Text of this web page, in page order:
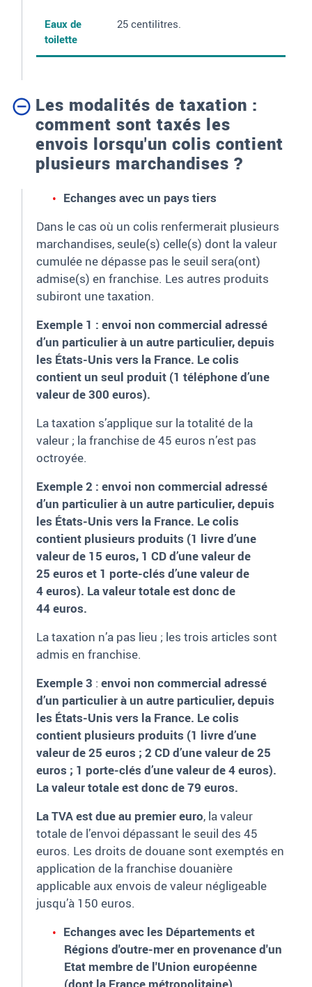
Eaux de
toilette
25 centilitres.
Les modalités de taxation :
comment sont taxés les
envois lorsqu'un colis contient
plusieurs marchandises ?
Echanges avec un pays tiers
Dans le cas où un colis renfermerait plusieurs
marchandises, seule(s) celle(s) dont la valeur
cumulée ne dépasse pas le seuil sera(ont)
admise(s) en franchise. Les autres produits
subiront une taxation.
Exemple 1 : envoi non commercial adressé
d’un particulier à un autre particulier, depuis
les États-Unis vers la France. Le colis
contient un seul produit (1 téléphone d’une
valeur de 300 euros).
La taxation s’applique sur la totalité de la
valeur ; la franchise de 45 euros n’est pas
octroyée.
Exemple 2 : envoi non commercial adressé
d’un particulier à un autre particulier, depuis
les États-Unis vers la France. Le colis
contient plusieurs produits (1 livre d’une
valeur de 15 euros, 1 CD d’une valeur de
25 euros et 1 porte-clés d’une valeur de
4 euros). La valeur totale est donc de
44 euros.
La taxation n’a pas lieu ; les trois articles sont
admis en franchise.
Exemple 3 : envoi non commercial adressé
d’un particulier à un autre particulier, depuis
les États-Unis vers la France. Le colis
contient plusieurs produits (1 livre d’une
valeur de 25 euros ; 2 CD d’une valeur de 25
euros ; 1 porte-clés d’une valeur de 4 euros).
La valeur totale est donc de 79 euros.
La TVA est due au premier euro, la valeur
totale de l’envoi dépassant le seuil des 45
euros. Les droits de douane sont exemptés en
application de la franchise douanière
applicable aux envois de valeur négligeable
jusqu’à 150 euros.
Echanges avec les Départements et
Régions d'outre-mer en provenance d'un
Etat membre de l'Union européenne